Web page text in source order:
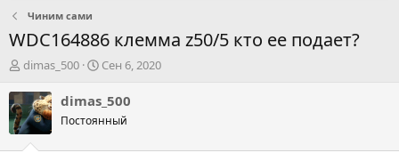
Чиним сами
WDC164886 клемма z50/5 кто ее подает?
А
т
о
р
т
dimas_500
Д
т
а
н
Сен 6, 2020
dimas_500
Постоянный